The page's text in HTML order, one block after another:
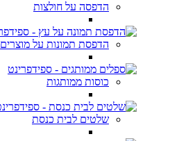
הדפסה על חולצות
הדפסת תמונות על מוצרים
כוסות ממותגות
שלטים לבית כנסת